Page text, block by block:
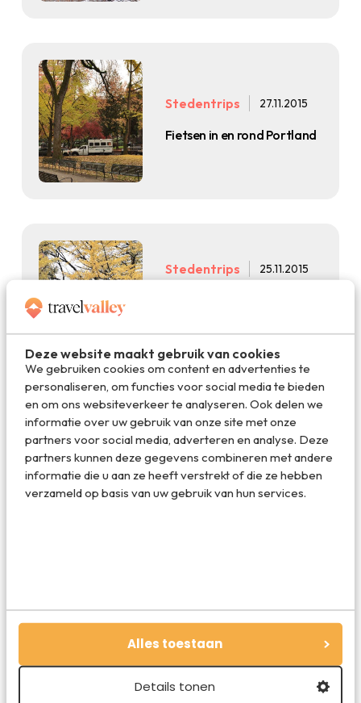
Deze website maakt gebruik van cookies
We gebruiken cookies om content en advertenties te
personaliseren, om functies voor social media te bieden
en om ons websiteverkeer te analyseren. Ook delen we
informatie over uw gebruik van onze site met onze
partners voor social media, adverteren en analyse. Deze
partners kunnen deze gegevens combineren met andere
informatie die u aan ze heeft verstrekt of die ze hebben
verzameld op basis van uw gebruik van hun services.
Alles toestaan
Details tonen
Stedentrips 27.11.2015
Fietsen in en rond Portland
Stedentrips 25.11.2015
natuur in Oregon
Reis 12.08.2015
Talen spreken, de
makkelijkste manier om
nieuwe vrienden te maken
Natuur
Zon, zee, strand en natuur
in Israël!